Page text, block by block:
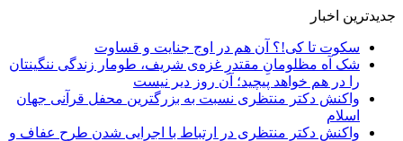
جدیدترین اخبار
سکوت تا کی!؟ آن هم در اوج جنایت و قساوت
شک آه مظلومانِ مقتدرِ غزه‌ی شریف، طومار زندگی ننگینتان
را در هم خواهد پیچید؛ آن روز دیر نیست
واکنش دکتر منتظری نسبت به بزرگترین محفل قرآنی جهان
اسلام
واکنش دکتر منتظری در ارتباط با اجرایی شدن طرح عفاف و